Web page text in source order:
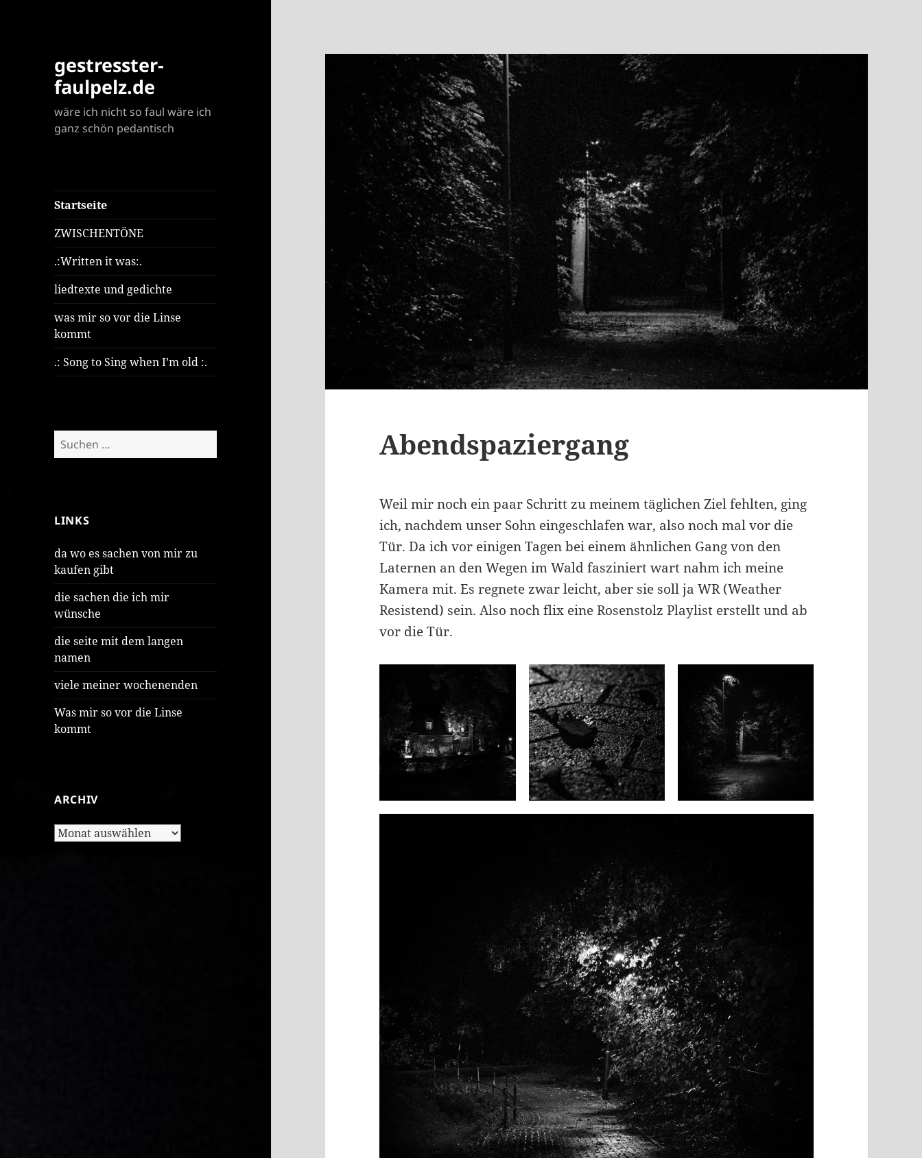
gestresster-
faulpelz.de
wäre ich nicht so faul wäre ich
ganz schön pedantisch
Startseite
ZWISCHENTÖNE
.:Written it was:.
liedtexte und gedichte
was mir so vor die Linse
kommt
.: Song to Sing when I’m old :.
Suchen
nach:
LINKS
da wo es sachen von mir zu
kaufen gibt
die sachen die ich mir
wünsche
die seite mit dem langen
namen
viele meiner wochenenden
Was mir so vor die Linse
kommt
ARCHIV
Archiv
Abendspaziergang
Weil mir noch ein paar Schritt zu meinem täglichen Ziel fehlten, ging
ich, nachdem unser Sohn eingeschlafen war, also noch mal vor die
Tür. Da ich vor einigen Tagen bei einem ähnlichen Gang von den
Laternen an den Wegen im Wald fasziniert wart nahm ich meine
Kamera mit. Es regnete zwar leicht, aber sie soll ja WR (Weather
Resistend) sein. Also noch flix eine Rosenstolz Playlist erstellt und ab
vor die Tür.